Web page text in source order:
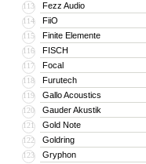
113 Fezz Audio
114 FiiO
115 Finite Elemente
116 FISCH
117 Focal
118 Furutech
119 Gallo Acoustics
120 Gauder Akustik
121 Gold Note
122 Goldring
123 Gryphon